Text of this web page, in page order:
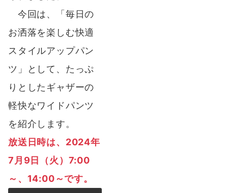
今回は、「毎日の
お洒落を楽しむ快適
スタイルアップパン
ツ」として、たっぷ
りとしたギャザーの
軽快なワイドパンツ
を紹介します。
放送日時は、2024年
7月9日（火）7:00
～、14:00～です。